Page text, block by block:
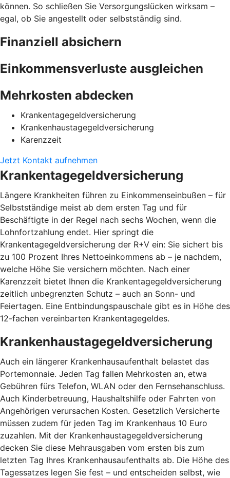
können. So schließen Sie Versorgungslücken wirksam –
egal, ob Sie angestellt oder selbstständig sind.
Finanziell absichern
Einkommensverluste ausgleichen
Mehrkosten abdecken
Krankentagegeldversicherung
Krankenhaustagegeldversicherung
Karenzzeit
Jetzt Kontakt aufnehmen
Krankentagegeldversicherung
Längere Krankheiten führen zu Einkommenseinbußen – für
Selbstständige meist ab dem ersten Tag und für
Beschäftigte in der Regel nach sechs Wochen, wenn die
Lohnfortzahlung endet. Hier springt die
Krankentagegeldversicherung der R+V ein: Sie sichert bis
zu 100 Prozent Ihres Nettoeinkommens ab – je nachdem,
welche Höhe Sie versichern möchten. Nach einer
Karenzzeit bietet Ihnen die Krankentagegeldversicherung
zeitlich unbegrenzten Schutz – auch an Sonn- und
Feiertagen. Eine Entbindungspauschale gibt es in Höhe des
12-fachen vereinbarten Krankentagegeldes.
Krankenhaustagegeldversicherung
Auch ein längerer Krankenhausaufenthalt belastet das
Portemonnaie. Jeden Tag fallen Mehrkosten an, etwa
Gebühren fürs Telefon, WLAN oder den Fernsehanschluss.
Auch Kinderbetreuung, Haushaltshilfe oder Fahrten von
Angehörigen verursachen Kosten. Gesetzlich Versicherte
müssen zudem für jeden Tag im Krankenhaus 10 Euro
zuzahlen. Mit der Krankenhaustagegeldversicherung
decken Sie diese Mehrausgaben vom ersten bis zum
letzten Tag Ihres Krankenhausaufenthalts ab. Die Höhe des
Tagessatzes legen Sie fest – und entscheiden selbst, wie